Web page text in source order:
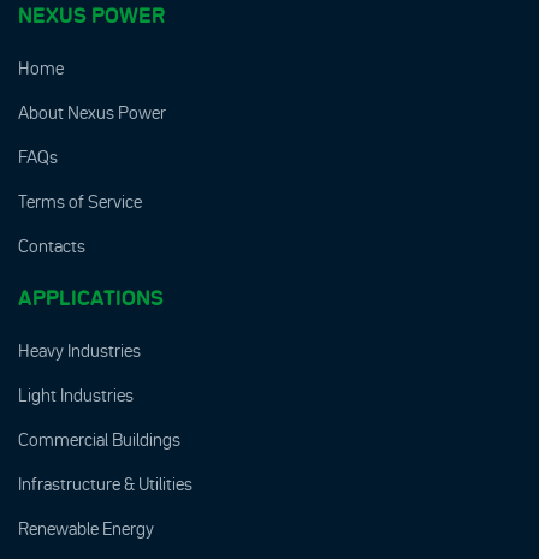
NEXUS POWER
Home
About Nexus Power
FAQs
Terms of Service
Contacts
APPLICATIONS
Heavy Industries
Light Industries
Commercial Buildings
Infrastructure & Utilities
Renewable Energy